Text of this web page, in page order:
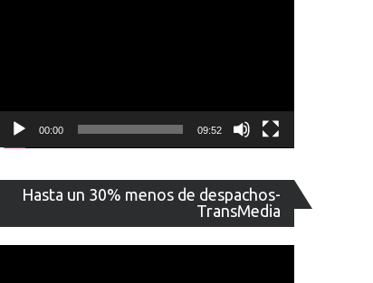
00:00 09:52
Hasta un 30% menos de despachos-
TransMedia
de
vídeo